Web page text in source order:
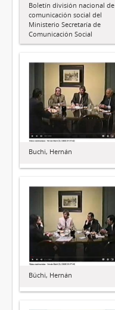
Boletín división nacional de
comunicación social del
Ministerio Secretaría de
Comunicación Social
Buchi, Hernán
Büchi, Hernán